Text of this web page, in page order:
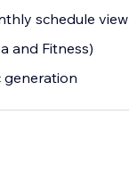
schedule view
and Fitness)
generation